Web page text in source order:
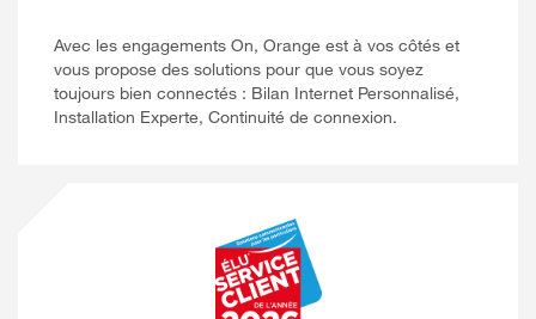
Avec les engagements On, Orange est à vos côtés et
vous propose des solutions pour que vous soyez
toujours bien connectés : Bilan Internet Personnalisé,
Installation Experte, Continuité de connexion.